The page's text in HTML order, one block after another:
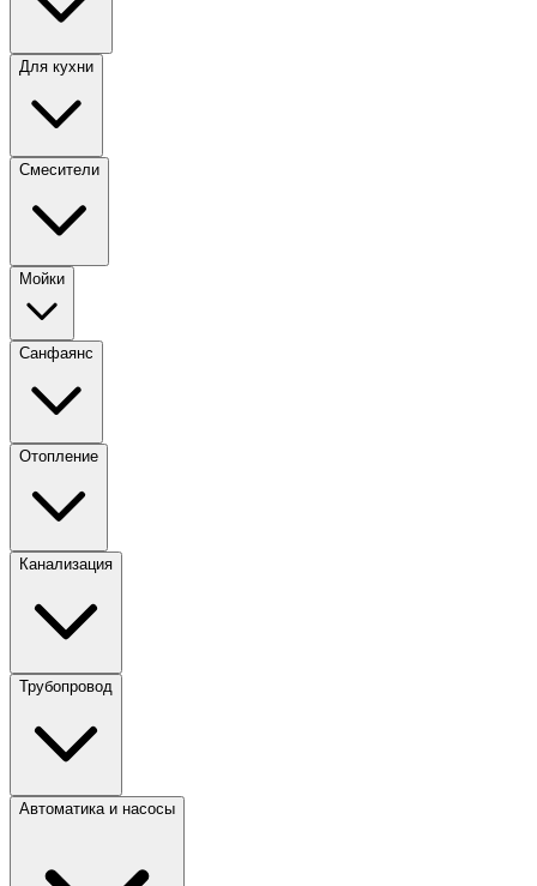
Для кухни
Смесители
Мойки
Санфаянс
Отопление
Канализация
Трубопровод
Автоматика и насосы